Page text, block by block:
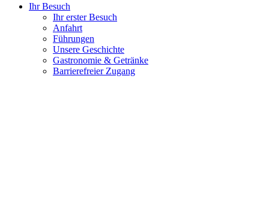
Ihr Besuch
Ihr erster Besuch
Anfahrt
Führungen
Unsere Geschichte
Gastronomie & Getränke
Barrierefreier Zugang